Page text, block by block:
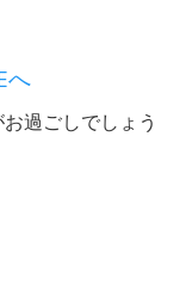
へ
過ごしでしょう